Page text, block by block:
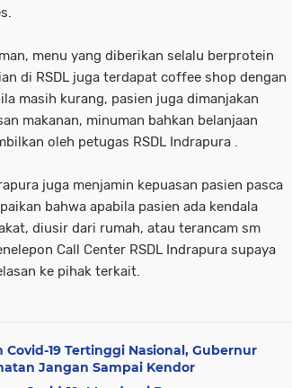
menu yang diberikan selalu berprotein
di RSDL juga terdapat coffee shop dengan
masih kurang, pasien juga dimanjakan
makanan, minuman bahkan belanjaan
oleh petugas RSDL Indrapura .
juga menjamin kepuasan pasien pasca
bahwa apabila pasien ada kendala
diusir dari rumah, atau terancam sm
Call Center RSDL Indrapura supaya
ke pihak terkait.
19 Tertinggi Nasional, Gubernur
Jangan Sampai Kendor